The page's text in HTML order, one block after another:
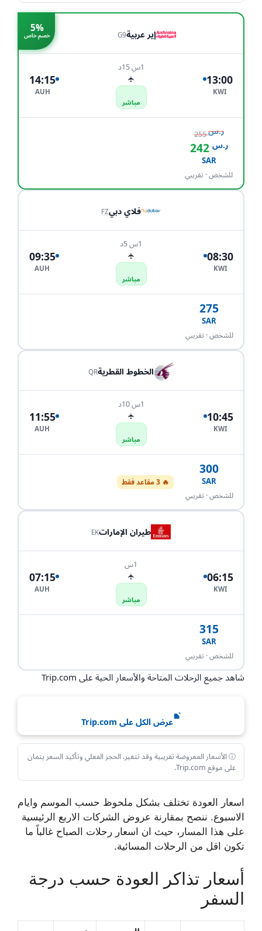
5%
خصم خاص إير عربيةG9
13:00
KWI
1س 15د
✈
مباشر
14:15
AUH
ر.س255
ر.س 242
SAR
للشخص · تقريبي
فلاي دبيFZ
08:30
KWI
1س 5د
✈
مباشر
09:35
AUH
275
SAR
للشخص · تقريبي
الخطوط القطريةQR
10:45
KWI
1س 10د
✈
مباشر
11:55
AUH
300
SAR
للشخص · تقريبي
🔥 3 مقاعد فقط
طيران الإماراتEK
06:15
KWI
1س
✈
مباشر
07:15
AUH
315
SAR
للشخص · تقريبي
شاهد جميع الرحلات المتاحة والأسعار الحية على Trip.com
عرض الكل على Trip.com
ⓘ الأسعار المعروضة تقريبية وقد تتغير. الحجز الفعلي وتأكيد السعر يتمان
على موقع Trip.com.
اسعار العودة تختلف بشكل ملحوظ حسب الموسم وايام
الاسبوع. ننصح بمقارنة عروض الشركات الاربع الرئيسية
على هذا المسار، حيث ان اسعار رحلات الصباح غالباً ما
تكون اقل من الرحلات المسائية.
أسعار تذاكر العودة حسب درجة
السفر